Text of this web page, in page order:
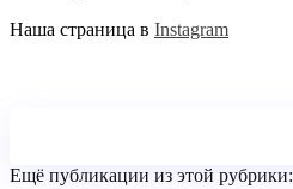
Наша страница в Instagram
Ещё публикации из этой рубрики: